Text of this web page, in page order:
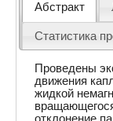
Абстракт
Статистика
Проведены
движения
жидкой